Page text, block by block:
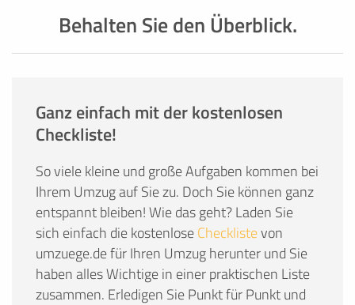
Behalten Sie den Überblick.
Ganz einfach mit der kostenlosen
Checkliste!
So viele kleine und große Aufgaben kommen bei
Ihrem Umzug auf Sie zu. Doch Sie können ganz
entspannt bleiben! Wie das geht? Laden Sie
sich einfach die kostenloseChecklistevon
umzuege.de für Ihren Umzug herunter und Sie
haben alles Wichtige in einer praktischen Liste
zusammen. Erledigen Sie Punkt für Punkt und